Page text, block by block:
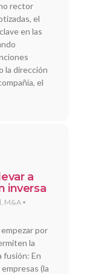
rector
el
en las
la dirección
el
a
inversa
, M&A •
por
la
fusión: En
(la